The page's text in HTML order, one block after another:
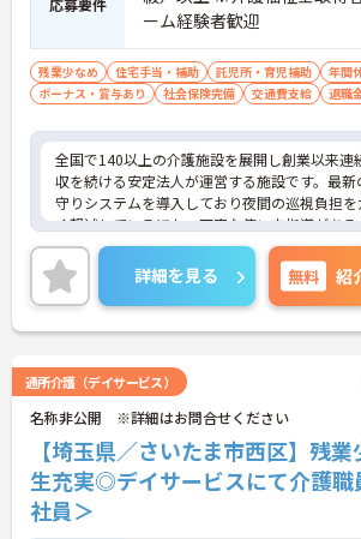
応募要件
ーム経験者歓迎
残業少なめ 住宅手当・補助 託児所・育児補助
年間
ボーナス・賞与あり
社会保険完備 交通費支給 退職
全国で140以上の介護施設を展開し創業以来連
収を続ける安定法人が運営する施設です。最新
守りシステムを導入しており夜間の巡視負担を
く軽減しているほか、丁寧な使い方指導がある
安心して業務を始められます。月平均残業10
度、住宅手当や子供手当、1食300円の食事補
生活を支える福利厚生が大変充実しています。
タラクエール2023』の認証も取得しており、
得支援や職種別研修制度を通じて着実なキャリ
分に活かし、ご自身の生活も大切にしながら長
に活躍できるおすすめの環境です。
★おすすめPOINT★
【安定した経営基盤とキャリア支援】
・全国140以上の施設を展開し連続増収を続け
定法人が運営しています
・資格取得支援や職種別研修制度があり有資格
詳細を見る 無料 紹
通所介護（デイサービス）
名称非公開 ※詳細はお問合せください
【埼玉県／さいたま市西区】残
生充実◎デイサービスにて介護職
社員＞